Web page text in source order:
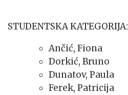
STUDENTSKA KATEGORIJA:
Ančić, Fiona
Dorkić, Bruno
Dunatov, Paula
Ferek, Patricija